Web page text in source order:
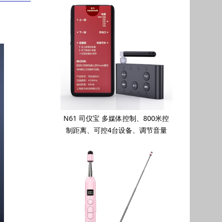
N61 司仪宝 多媒体控制、800米控
制距离、可控4台设备、调节音量